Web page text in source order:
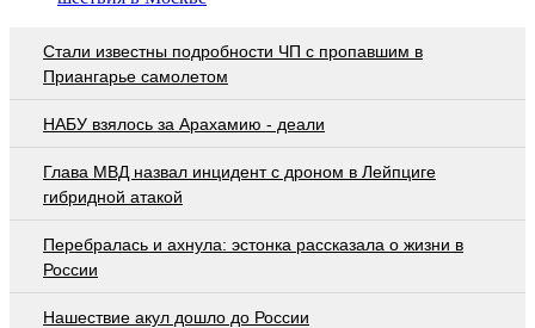
Стали известны подробности ЧП с пропавшим в
Приангарье самолетом
НАБУ взялось за Арахамию - деали
Глава МВД назвал инцидент с дроном в Лейпциге
гибридной атакой
Перебралась и ахнула: эстонка рассказала о жизни в
России
Нашествие акул дошло до России